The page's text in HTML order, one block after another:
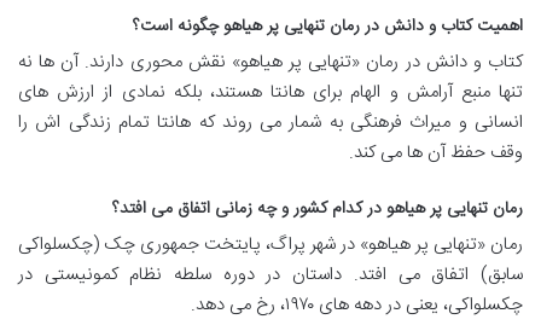
اهمیت کتاب و دانش در رمان تنهایی پر هیاهو چگونه است؟
کتاب و دانش در رمان «تنهایی پر هیاهو» نقش محوری دارند. آن ها نه
تنها منبع آرامش و الهام برای هانتا هستند، بلکه نمادی از ارزش های
انسانی و میراث فرهنگی به شمار می روند که هانتا تمام زندگی اش را
وقف حفظ آن ها می کند.
رمان تنهایی پر هیاهو در کدام کشور و چه زمانی اتفاق می افتد؟
رمان «تنهایی پر هیاهو» در شهر پراگ، پایتخت جمهوری چک (چکسلواکی
سابق) اتفاق می افتد. داستان در دوره سلطه نظام کمونیستی در
چکسلواکی، یعنی در دهه های ۱۹۷۰، رخ می دهد.